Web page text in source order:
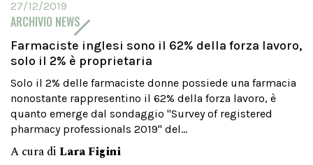
27/12/2019
ARCHIVIO NEWS
Farmaciste inglesi sono il 62% della forza lavoro,
solo il 2% è proprietaria
Solo il 2% delle farmaciste donne possiede una farmacia
nonostante rappresentino il 62% della forza lavoro, è
quanto emerge dal sondaggio "Survey of registered
pharmacy professionals 2019" del...
A cura di Lara Figini